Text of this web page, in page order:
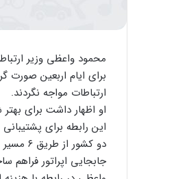
محمود واعظی وزیر
برای ایام اربعین صورت
ارتباطات مواجه نگردند.
این رابطه برای
دو
جابجایی اپراتور فراهم